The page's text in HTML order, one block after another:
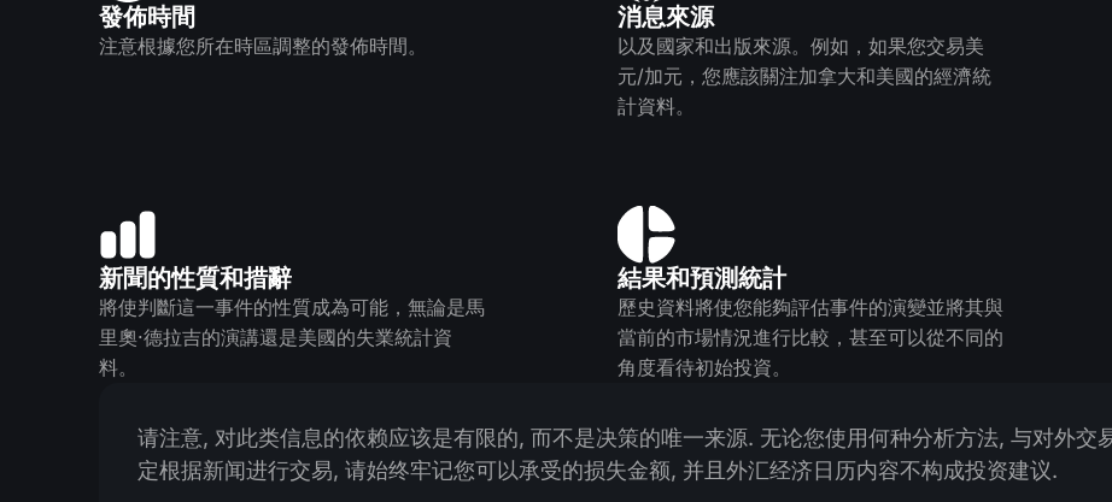
發佈時間
注意根據您所在時區調整的發佈時間。
消息來源
以及國家和出版來源。例如，如果您交易美
元/加元，您應該關注加拿大和美國的經濟統
計資料。
新聞的性質和措辭
將使判斷這一事件的性質成為可能，無論是馬
里奧·德拉吉的演講還是美國的失業統計資
料。
結果和預測統計
歷史資料將使您能夠評估事件的演變並將其與
當前的市場情況進行比較，甚至可以從不同的
角度看待初始投資。
请注意, 对此类信息的依赖应该是有限的, 而不是决策的唯一来源. 无论您使用何种分析方法, 与对外交
定根据新闻进行交易, 请始终牢记您可以承受的损失金额, 并且外汇经济日历内容不构成投资建议.